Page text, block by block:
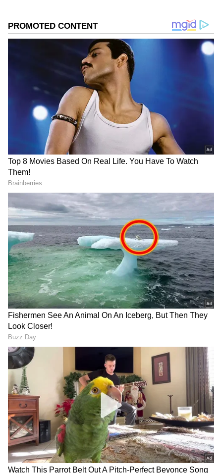
ಸವರುವ ಮೂಲಕ ಸ್ವತಃ ತಾವೇ ಸಾಕ್ಷಿ‌ ಸೃಷ್ಟಿಸಿದ್ದಾರೆ‌ ಎಂದು
ಸಿಬಿಐ ಬಲವಾಗಿ ವಾದಿಸಿದೆ. ಸದರಿ ಪ್ರಕರಣದಲ್ಲಿ ತಮಗೆ ಏಳು
ವರ್ಷ ಶಿಕ್ಷೆ ವಿಧಿಸಿದ ಜನಪ್ರತಿನಿಧಿಗಳ ವಿಶೇಷ
ನ್ಯಾಯಾಲಯದ ಆದೇಶ ರದ್ದುಪಡಿಸಬೇಕು ಎಂದು ಕೋರಿ
ಟಿಂಗರಿಕರ್ ಹೈಕೋರ್ಟ್‌ಗೆ ಕ್ರಿಮಿನಲ್ ಮೇಲ್ಮನವಿ
ಸಲ್ಲಿಸಿದ್ದಾರೆ. ಜತೆಗೆ ಶಿಕ್ಷೆಯನ್ನು ಅಮಾನತಿನಲ್ಲಿಟ್ಟು‌‌‌‌ ಜಾಮೀನು
ಮಂಜೂರು ಮಾಡಬೇಕು‌‌ ಎಂದು ಮಧ್ಯಂತರ‌‌ ಮನವಿ
ಮಾಡಿದ್ದಾರೆ. ಈ ಪಕ್ರರಣದ ವಿಚಾರಣೆ ವೇಳೆ ಸಿಬಿಐ ಪರ
ವಾದ ಮಂಡಿಸಿದ ಕೇಂದ್ರ ಸರ್ಕಾರದ ಹೆಚ್ಚುವರಿ ಸಾಲಿಸಿಟರ್
ಜನರಲ್ (ಎಎಸ್ ಜಿ)‌ ಎಸ್‌.ವಿ.‌ ರಾಜು‌ ಈ ವಿಚಾರಗಳನ್ನು
ಕೋರ್ಟ್‌ ಗಮನಕ್ಕೆ ತಂದರು.
ಸಮಗ್ರ ಸುದ್ದಿ ಮೂಲವನ್ನಾಗಿ asianet suvarna news ಅನ್ನು
ಆಯ್ಕೆ ಮಾಡಿಕೊಳ್ಳಿ
2
6